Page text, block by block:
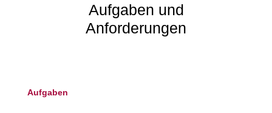
Aufgaben und
Anforderungen
Aufgaben